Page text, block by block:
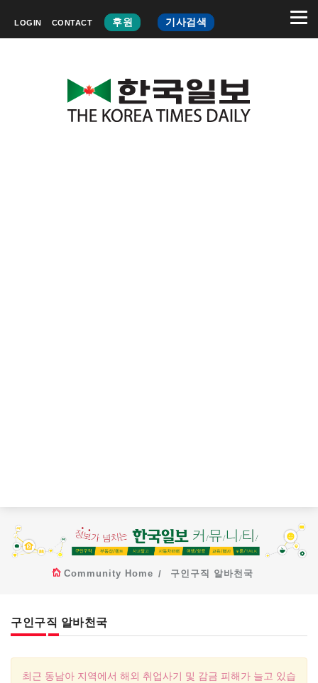
LOGIN CONTACT 후원 기사검색
Community Home 구인구직 알바천국
구인구직 알바천국
최근 동남아 지역에서 해외 취업사기 및 감금 피해가 늘고 있습